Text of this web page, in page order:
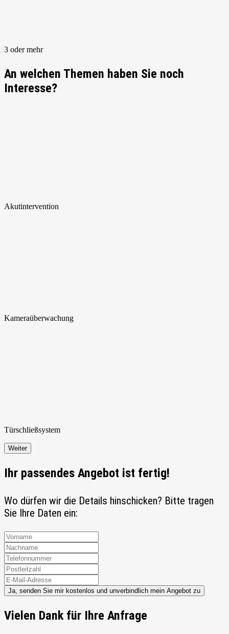
3 oder mehr
An welchen Themen haben Sie noch
Interesse?
Akutintervention
Kameraüberwachung
Türschließsystem
Weiter
Ihr passendes Angebot ist fertig!
Wo dürfen wir die Details hinschicken? Bitte tragen
Sie Ihre Daten ein:
Ja, senden Sie mir kostenlos und unverbindlich mein Angebot zu
Vielen Dank für Ihre Anfrage